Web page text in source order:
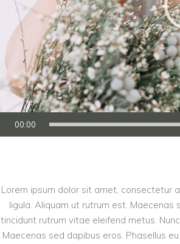
00:00
Lorem ipsum dolor sit amet, consectetur
ligula. Aliquam ut rutrum est.
tincidunt rutrum vitae eleifend metus.
Maecenas sed dapibus eros. Phasellus